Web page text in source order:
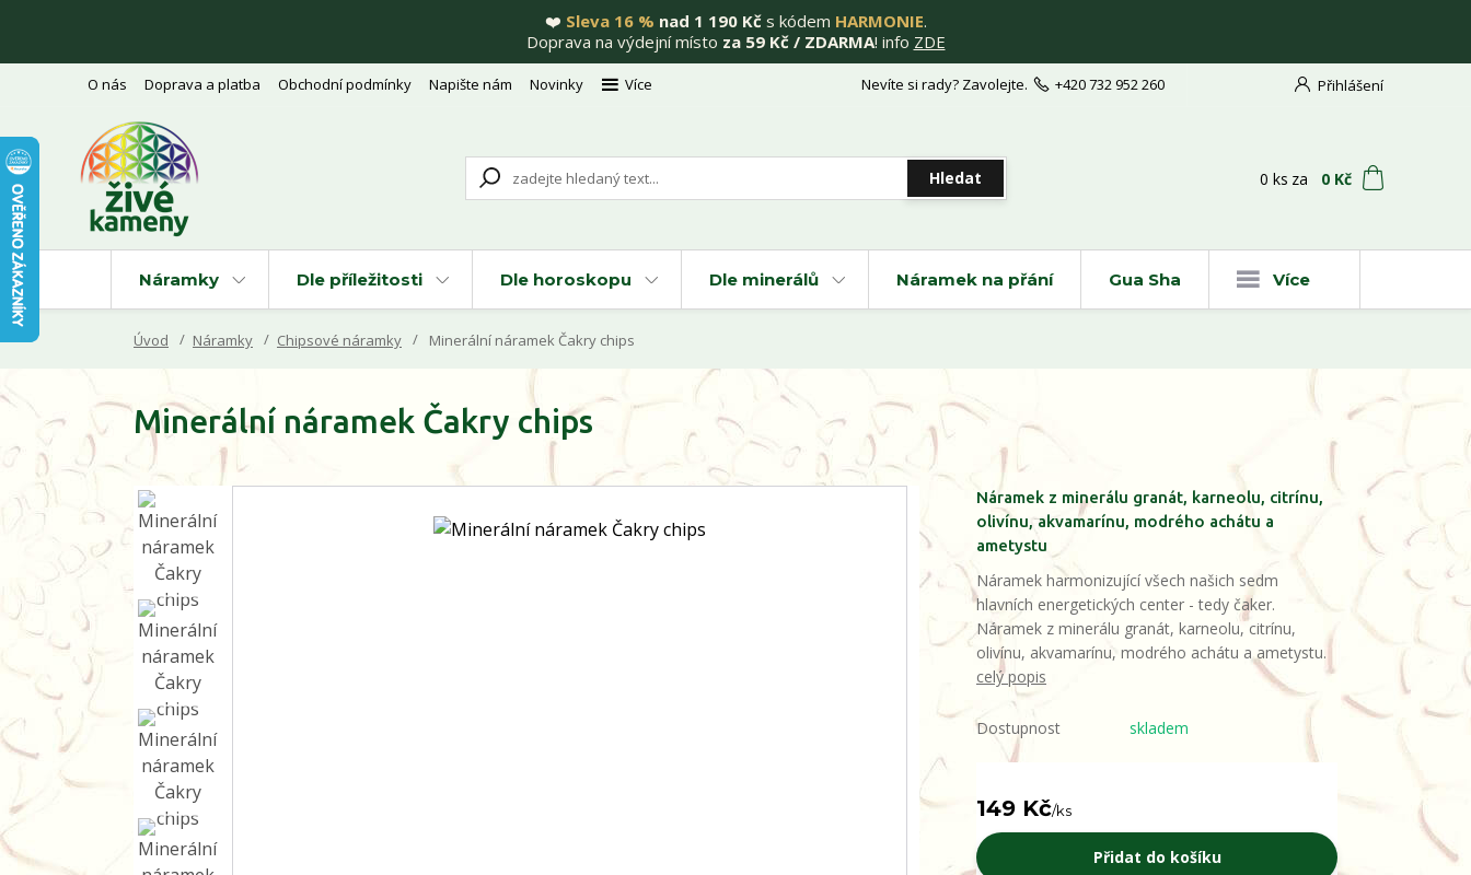
❤️ Sleva 16 % nad 1 190 Kčs kódem HARMONIE.
Doprava na výdejní místo za 59 Kč / ZDARMA! info ZDE
O nás Doprava a platba Obchodní podmínky Napište nám Novinky Více Přihlášení
Hledat
Nevíte si rady? Zavolejte. +420 732 952 260
0 ks za 0 Kč
Náramky Dle příležitosti Dle horoskopu Dle minerálů Náramek na přání Gua Sha Více
Úvod Náramky Chipsové náramky Minerální náramek Čakry chips
Minerální náramek Čakry chips
Náramek z minerálu granát, karneolu, citrínu,
olivínu, akvamarínu, modrého achátu a
ametystu
Náramek harmonizující všech našich sedm
hlavních energetických center - tedy čaker.
Náramek z minerálu granát, karneolu, citrínu,
olivínu, akvamarínu, modrého achátu a ametystu.
celý popis
Dostupnost skladem
149 Kč/ks
Přidat do košíku